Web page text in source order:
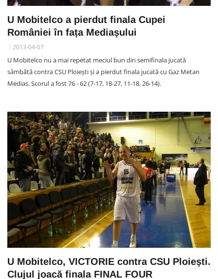
U Mobitelco a pierdut finala Cupei
României în fața Mediașului
2013-04-07
U Mobitelco nu a mai repetat meciul bun din semifinala jucată
sâmbătă contra CSU Ploiești și a pierdut finala jucată cu Gaz Metan
Medias. Scorul a fost 76 - 62 (7-17, 18-27, 11-18, 26-14).
U Mobitelco, VICTORIE contra CSU Ploiești.
Clujul joacă finala FINAL FOUR